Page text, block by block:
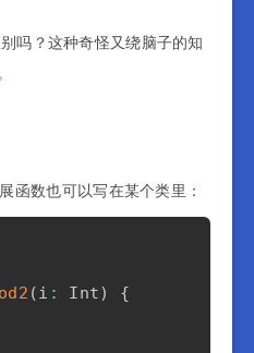
吗？这种奇怪又绕脑子的知
函数也可以写在某个类里：
(i : Int)
{